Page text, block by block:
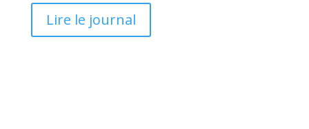
Lire le journal